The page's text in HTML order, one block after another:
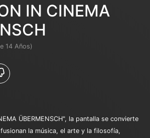
IN CINEMA
14 Años)
ÜBERMENSCH", la pantalla se convierte
la música, el arte y la filosofía,